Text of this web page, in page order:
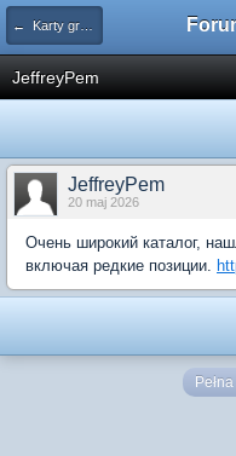
← Karty graficzne i monitory
JeffreyPem
JeffreyPem
20 maj 2026
Очень широкий каталог,
включая редкие позиции.